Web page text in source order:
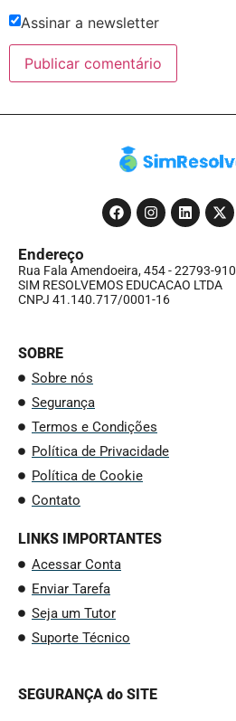
Assinar a newsletter
Endereço
Rua Fala Amendoeira, 454 - 22793-910
SIM RESOLVEMOS EDUCACAO LTDA
CNPJ 41.140.717/0001-16
SOBRE
Sobre nós
Segurança
Termos e Condições
Política de Privacidade
Política de Cookie
Contato
LINKS IMPORTANTES
Acessar Conta
Enviar Tarefa
Seja um Tutor
Suporte Técnico
SEGURANÇA do SITE